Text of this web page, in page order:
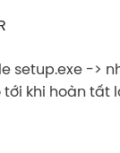
setup.exe ->
khi hoàn tất